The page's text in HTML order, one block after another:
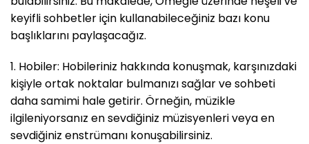
keyifli sohbetler için kullanabileceğiniz bazı konu
başlıklarını paylaşacağız.
1. Hobiler: Hobileriniz hakkında konuşmak, karşınızdaki
kişiyle ortak noktalar bulmanızı sağlar ve sohbeti
daha samimi hale getirir. Örneğin, müzikle
ilgileniyorsanız en sevdiğiniz müzisyenleri veya en
sevdiğiniz enstrümanı konuşabilirsiniz.